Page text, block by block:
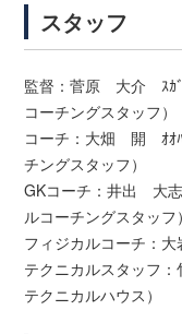
スタッフ
監督：菅原 大介 ｽｶﾞ
コーチングスタッフ）
コーチ：大畑 開 ｵｵﾊ
チングスタッフ）
GKコーチ：井出 大
ルコーチングスタッフ）
フィジカルコーチ：
テクニカルスタッフ
テクニカルハウス）